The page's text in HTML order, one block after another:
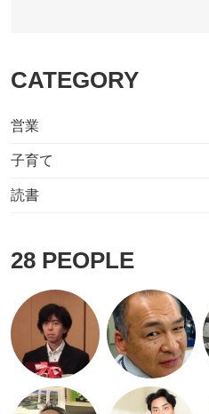
CATEGORY
営業
子育て
読書
28 PEOPLE